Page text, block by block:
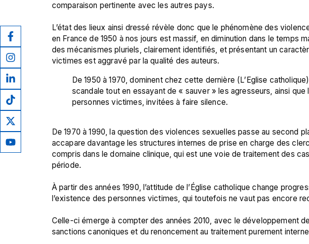
comparaison pertinente avec les autres pays.
L’état des lieux ainsi dressé révèle donc que le phénomène des
en France de 1950 à nos jours est massif, en diminution dans le temps
des mécanismes pluriels, clairement identifiés, et présentant un
De 1950 à 1970, dominent chez cette dernière (L’Eglise
scandale tout en essayant de « sauver » les agresseurs, ainsi que
personnes victimes, invitées à faire silence.
De 1970 à 1990, la question des violences sexuelles passe au second
accapare davantage les structures internes de prise en charge des
compris dans le domaine clinique, qui est une voie de traitement des
période.
À partir des années 1990, l’attitude de l’Église catholique change
l’existence des personnes victimes, qui toutefois ne vaut pas encore
Celle-ci émerge à compter des années 2010, avec le développement